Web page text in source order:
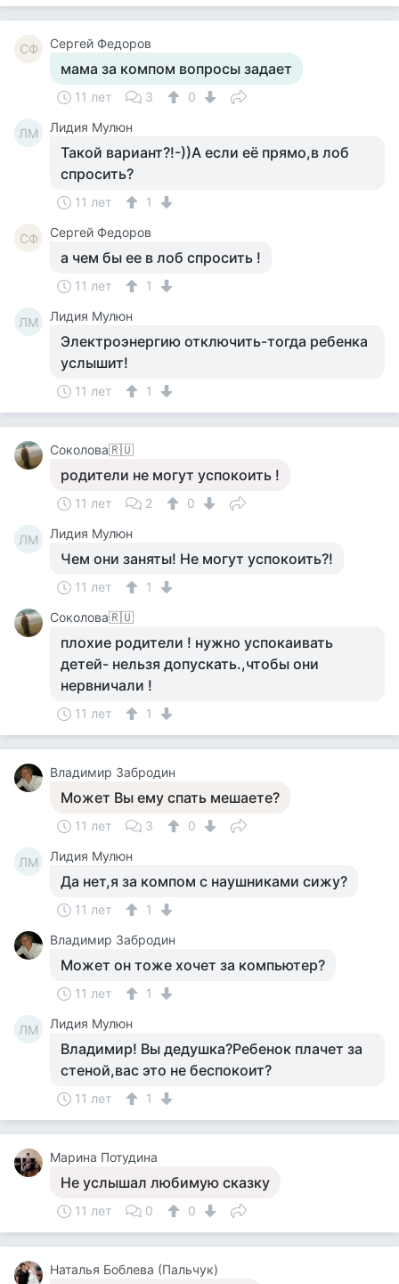
СФ Сергей Федоров
мама за компом вопросы задает
11 лет 3 0
ЛМ Лидия Мулюн
Такой вариант?!-))А если её прямо,в лоб
спросить?
11 лет 1
СФ Сергей Федоров
а чем бы ее в лоб спросить !
11 лет 1
ЛМ Лидия Мулюн
Электроэнергию отключить-тогда ребенка
услышит!
11 лет 1
Соколова🇷🇺
родители не могут успокоить !
11 лет 2 0
ЛМ Лидия Мулюн
Чем они заняты! Не могут успокоить?!
11 лет
1
Соколова🇷🇺
плохие родители ! нужно успокаивать
детей- нельзя допускать.,чтобы они
нервничали !
11 лет 1
Владимир Забродин
Может Вы ему спать мешаете?
11 лет 3 0
ЛМ Лидия Мулюн
Да нет,я за компом с наушниками сижу?
11 лет
1
Владимир Забродин
Может он тоже хочет за компьютер?
11 лет 1
ЛМ Лидия Мулюн
Владимир! Вы дедушка?Ребенок плачет за
стеной,вас это не беспокоит?
11 лет 1
Марина Потудина
Не услышал любимую сказку
11 лет 0 0
Наталья Боблева (Пальчук)